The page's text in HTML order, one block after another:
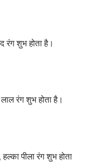
रंगशुभहोताहै।
लालरंगशुभहोताहै।
,हल्कापीलारंगशुभहोता